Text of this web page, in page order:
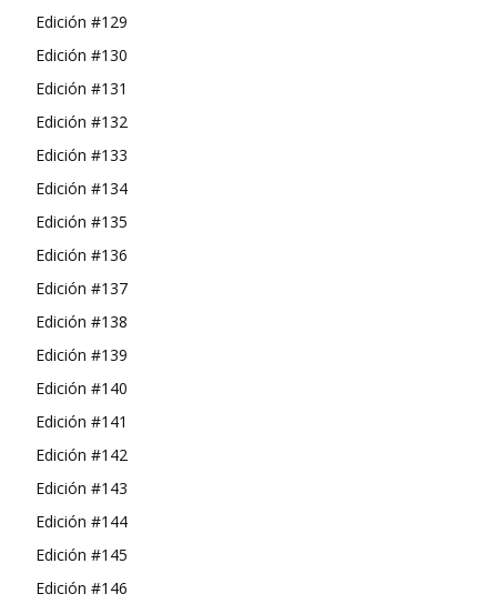
Edición #129
Edición #130
Edición #131
Edición #132
Edición #133
Edición #134
Edición #135
Edición #136
Edición #137
Edición #138
Edición #139
Edición #140
Edición #141
Edición #142
Edición #143
Edición #144
Edición #145
Edición #146